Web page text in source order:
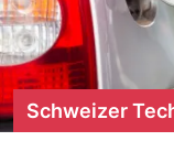
Schweizer